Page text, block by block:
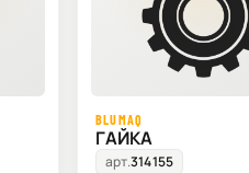
BLUMAQ
ГАЙКА
арт.314155